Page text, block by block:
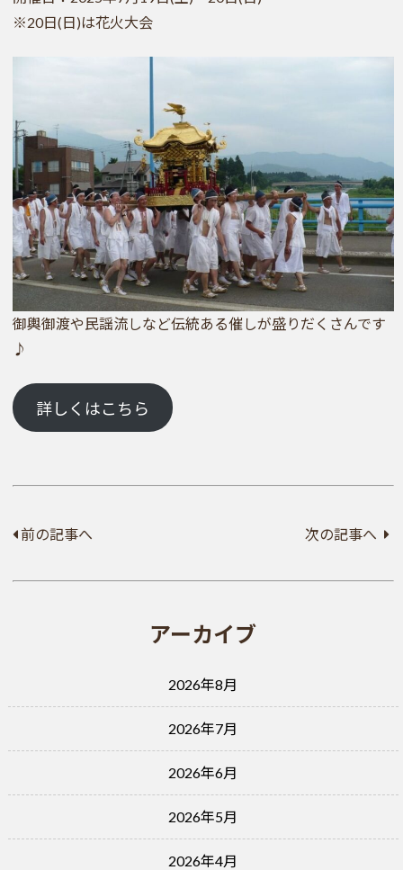
※20日(日)は花火大会
御輿御渡や民謡流しなど伝統ある催しが盛りだくさんです
♪
詳しくはこちら
前の記事へ 次の記事へ
アーカイブ
2026年8月
2026年7月
2026年6月
2026年5月
2026年4月